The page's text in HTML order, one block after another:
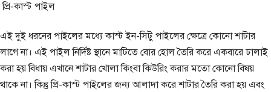
প্রি-কাস্ট পাইল
এই দুই ধরনের পাইলের মধ্যে কাস্ট ইন-সিটু পাইলের ক্ষেত্রে কোনো শাটার
লাগে না। এই পাইল নির্দিষ্ট স্থানে মাটিতে বোর হোল তৈরি করে একবারে ঢালাই
করা হয় বিধায় এখানে শাটার খোলা কিংবা কিউরিং করার মতো কোনো বিষয়
থাকে না। কিন্তু প্রি-কাস্ট পাইলের জন্য আলাদা করে শাটার তৈরি করা হয় এবং